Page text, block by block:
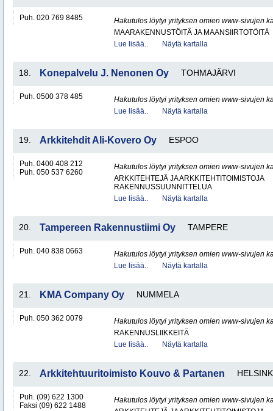
Puh. 020 769 8485
Hakutulos löytyi yrityksen omien www-sivujen
MAARAKENNUSTÖITÄ JA MAANSIIRTOTÖITÄ
Lue lisää..
Näytä kartalla
18. Konepalvelu J. Nenonen Oy TOHMAJÄRVI
Puh. 0500 378 485
Hakutulos löytyi yrityksen omien www-sivujen
Lue lisää..
Näytä kartalla
19. Arkkitehdit Ali-Kovero Oy ESPOO
Puh. 0400 408 212
Puh. 050 537 6260
Hakutulos löytyi yrityksen omien www-sivujen
ARKKITEHTEJÄ JA ARKKITEHTITOIMISTOJA
RAKENNUSSUUNNITTELUA
Lue lisää..
Näytä kartalla
20. Tampereen Rakennustiimi Oy TAMPERE
Puh. 040 838 0663
Hakutulos löytyi yrityksen omien www-sivujen
Lue lisää..
Näytä kartalla
21. KMA Company Oy NUMMELA
Puh. 050 362 0079
Hakutulos löytyi yrityksen omien www-sivujen
RAKENNUSLIIKKEITÄ
Lue lisää..
Näytä kartalla
22. Arkkitehtuuritoimisto Kouvo & Partanen
Puh. (09) 622 1300
Faksi (09) 622 1488
Hakutulos löytyi yrityksen omien www-sivujen